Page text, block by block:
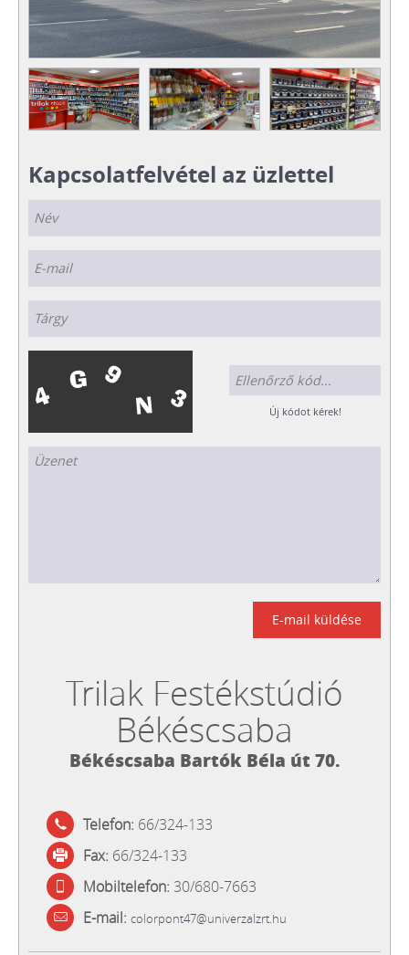
Kapcsolatfelvétel az üzlettel
Új kódot kérek!
E-mail küldése
Trilak Festékstúdió
Békéscsaba
Békéscsaba Bartók Béla út 70.
Telefon: 66/324-133
Fax: 66/324-133
Mobiltelefon: 30/680-7663
E-mail: colorpont47@univerzalzrt.hu